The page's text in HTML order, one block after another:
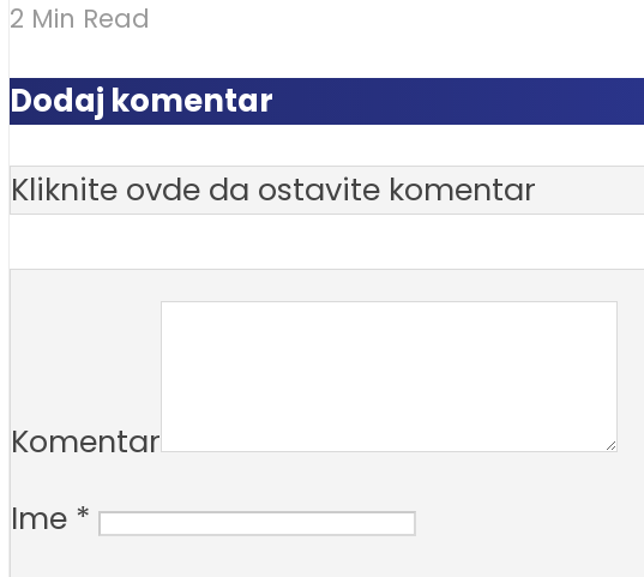
2 Min Read
Dodaj komentar
Kliknite ovde da ostavite komentar
Komentar
Ime *